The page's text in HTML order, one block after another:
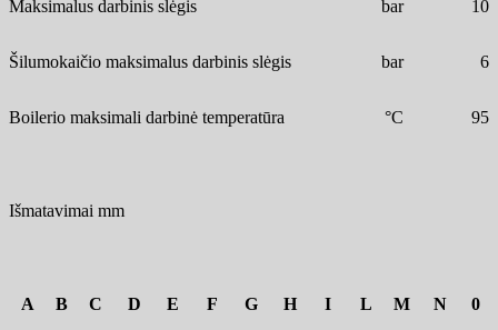
Maksimalus darbinis slėgis bar 10
Šilumokaičio maksimalus darbinis slėgis bar 6
Boilerio maksimali darbinė temperatūra °C 95
Išmatavimai mm
A B C D E F G H I L M N 0